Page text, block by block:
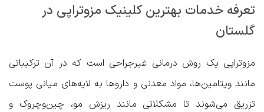
تعرفه خدمات بهترین کلینیک مزوتراپی در
گلستان
مزوتراپی یک روش درمانی غیرجراحی است که در آن ترکیباتی
مانند ویتامین‌ها، مواد معدنی و داروها به لایه‌های میانی پوست
تزریق می‌شوند تا مشکلاتی مانند ریزش مو، چین‌وچروک و